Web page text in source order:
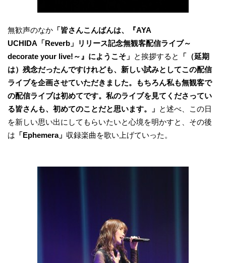
無歓声のなか 「皆さんこんばんは、『AYA
UCHIDA「Reverb」リリース記念無観客配信ライブ～
decorate your live!～』にようこそ」 と挨拶すると
「（延期
は）残念だったんですけれども、新しい試みとしてこの配信
ライブを企画させていただきました。もちろん私も無観客で
の配信ライブは初めてです。私のライブを見てくださってい
る皆さんも、初めてのことだと思います。」 と述べ、この日
を新しい思い出にしてもらいたいと心境を明かすと、その後
は 「Ephemera」 収録楽曲を歌い上げていった。